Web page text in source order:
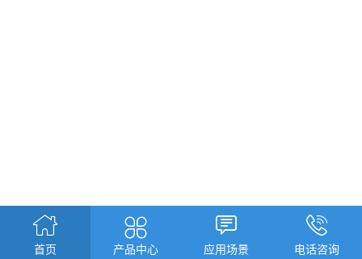

首页

产品中心

应用场景

电话咨询